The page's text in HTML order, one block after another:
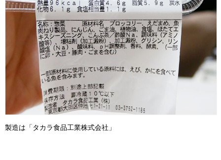
製造は「タカラ食品工業株式会社」